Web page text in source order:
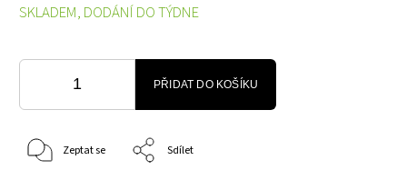
SKLADEM, DODÁNÍ DO TÝDNE
PŘIDAT DO KOŠÍKU
Zeptat se Sdílet